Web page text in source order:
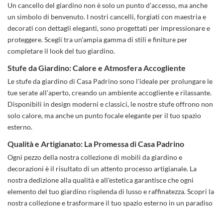
Un cancello del giardino non è solo un punto d'accesso, ma anche
un simbolo di benvenuto. I nostri cancelli, forgiati con maestria e
decorati con dettagli eleganti, sono progettati per impressionare e
proteggere. Scegli tra un'ampia gamma di stili e finiture per
completare il look del tuo giardino.
Stufe da Giardino: Calore e Atmosfera Accogliente
Le stufe da giardino di Casa Padrino sono l'ideale per prolungare le
tue serate all'aperto, creando un ambiente accogliente e rilassante.
Disponibili in design moderni e classici, le nostre stufe offrono non
solo calore, ma anche un punto focale elegante per il tuo spazio
esterno.
Qualità e Artigianato: La Promessa di Casa Padrino
Ogni pezzo della nostra collezione di mobili da giardino e
decorazioni è il risultato di un attento processo artigianale. La
nostra dedizione alla qualità e all'estetica garantisce che ogni
elemento del tuo giardino risplenda di lusso e raffinatezza. Scopri la
nostra collezione e trasformare il tuo spazio esterno in un paradiso